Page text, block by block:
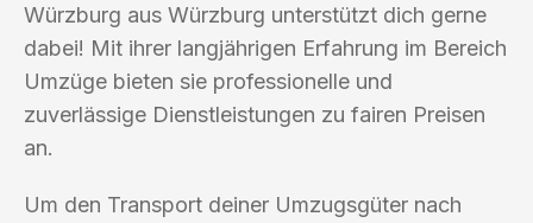
Würzburg aus Würzburg unterstützt dich gerne
dabei! Mit ihrer langjährigen Erfahrung im Bereich
Umzüge bieten sie professionelle und
zuverlässige Dienstleistungen zu fairen Preisen
an.
Um den Transport deiner Umzugsgüter nach